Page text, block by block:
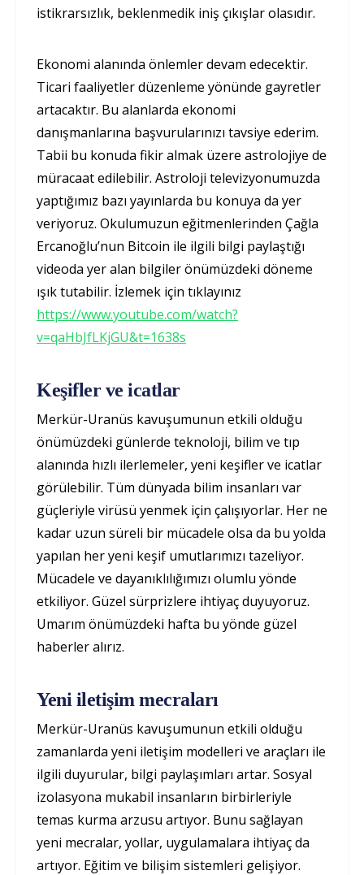
istikrarsızlık, beklenmedik iniş çıkışlar olasıdır.
Ekonomi alanında önlemler devam edecektir.
Ticari faaliyetler düzenleme yönünde gayretler
artacaktır. Bu alanlarda ekonomi
danışmanlarına başvurularınızı tavsiye ederim.
Tabii bu konuda fikir almak üzere astrolojiye de
müracaat edilebilir. Astroloji televizyonumuzda
yaptığımız bazı yayınlarda bu konuya da yer
veriyoruz. Okulumuzun eğitmenlerinden Çağla
Ercanoğlu’nun Bitcoin ile ilgili bilgi paylaştığı
videoda yer alan bilgiler önümüzdeki döneme
ışık tutabilir. İzlemek için tıklayınız
https://www.youtube.com/watch?
v=qaHbJfLKjGU&t=1638s
Keşifler ve icatlar
Merkür-Uranüs kavuşumunun etkili olduğu
önümüzdeki günlerde teknoloji, bilim ve tıp
alanında hızlı ilerlemeler, yeni keşifler ve icatlar
görülebilir. Tüm dünyada bilim insanları var
güçleriyle virüsü yenmek için çalışıyorlar. Her ne
kadar uzun süreli bir mücadele olsa da bu yolda
yapılan her yeni keşif umutlarımızı tazeliyor.
Mücadele ve dayanıklılığımızı olumlu yönde
etkiliyor. Güzel sürprizlere ihtiyaç duyuyoruz.
Umarım önümüzdeki hafta bu yönde güzel
haberler alırız.
Yeni iletişim mecraları
Merkür-Uranüs kavuşumunun etkili olduğu
zamanlarda yeni iletişim modelleri ve araçları ile
ilgili duyurular, bilgi paylaşımları artar. Sosyal
izolasyona mukabil insanların birbirleriyle
temas kurma arzusu artıyor. Bunu sağlayan
yeni mecralar, yollar, uygulamalara ihtiyaç da
artıyor. Eğitim ve bilişim sistemleri gelişiyor.